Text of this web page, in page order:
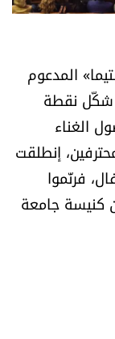
المدعوم
شكّل نقطة
الغناء
إنطلقت
فرنّموا
كنيسة جامعة